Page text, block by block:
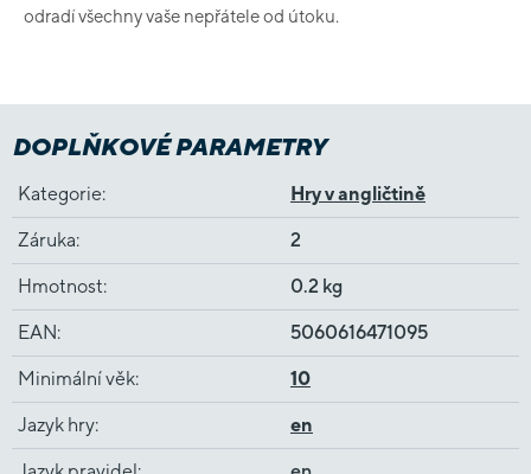
odradí všechny vaše nepřátele od útoku.
DOPLŇKOVÉ PARAMETRY
Kategorie: Hry v angličtině
Záruka: 2
Hmotnost: 0.2 kg
EAN: 5060616471095
Minimální věk: 10
Jazyk hry: en